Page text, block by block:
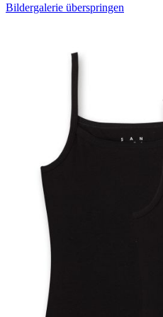
Bildergalerie überspringen